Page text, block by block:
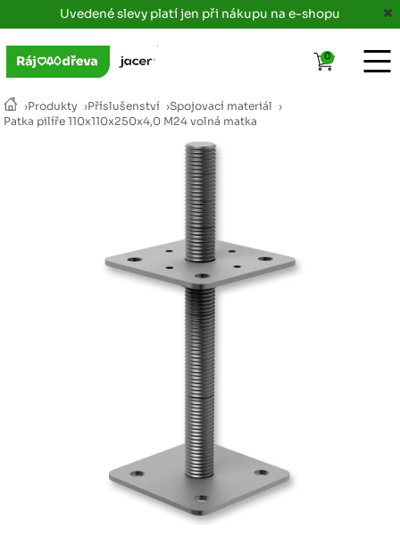
Uvedené slevy platí jen při nákupu na e-shopu
›Produkty ›Příslušenství ›Spojovací materiál ›
Patka pilíře 110x110x250x4,0 M24 volná matka
0